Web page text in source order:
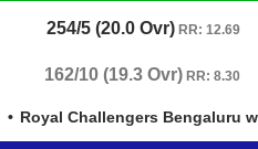
254/5 (20.0 Ovr) RR: 12.69
162/10 (19.3 Ovr) RR: 8.30
Royal Challengers Bengaluru